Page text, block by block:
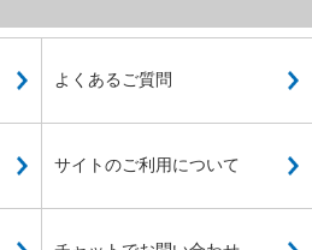
よくあるご質問
サイトのご利用について